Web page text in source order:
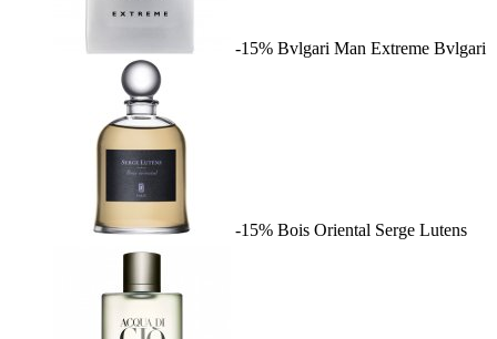
-15% Bvlgari Man Extreme Bvlgari
-15% Bois Oriental Serge Lutens